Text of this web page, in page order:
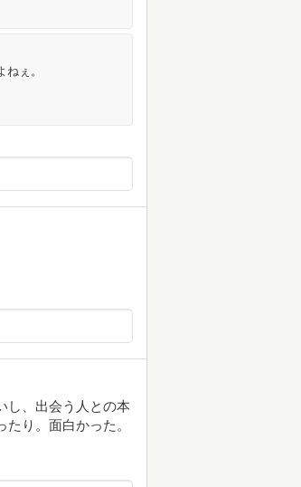
ぇ。
し、出会う人との本
り。面白かった。